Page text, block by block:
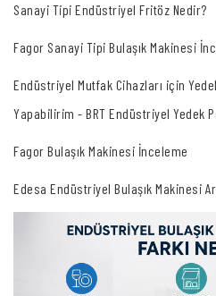
Sanayi Tipi Endüstriyel Fritöz Nedir?
Fagor Sanayi Tipi Bulaşık Makinesi
Endüstriyel Mutfak Cihazları için
Yapabilirim - BRT Endüstriyel Yedek
Fagor Bulaşık Makinesi İnceleme
Edesa Endüstriyel Bulaşık Makinesi